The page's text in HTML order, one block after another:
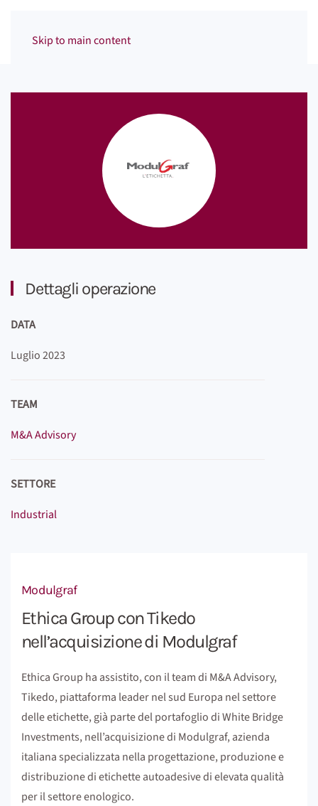
Skip to main content
Dettagli operazione
DATA
Luglio 2023
TEAM
M&A Advisory
SETTORE
Industrial
Modulgraf
Ethica Group con Tikedo
nell’acquisizione di Modulgraf
Ethica Group ha assistito, con il team di M&A Advisory,
Tikedo, piattaforma leader nel sud Europa nel settore
delle etichette, già parte del portafoglio di White Bridge
Investments, nell’acquisizione di Modulgraf, azienda
italiana specializzata nella progettazione, produzione e
distribuzione di etichette autoadesive di elevata qualità
per il settore enologico.